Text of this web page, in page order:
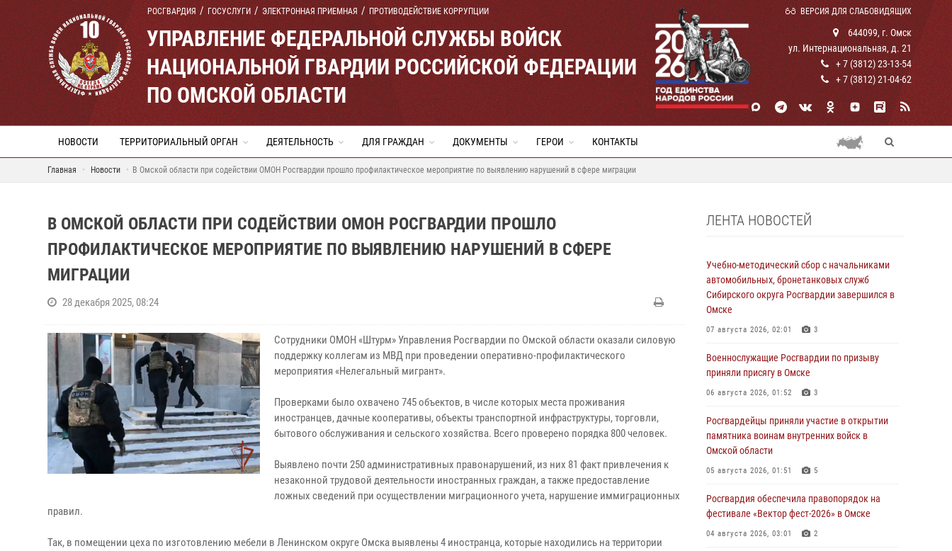
РОСГВАРДИЯ ГОСУСЛУГИ ЭЛЕКТРОННАЯ ПРИЕМНАЯ ПРОТИВОДЕЙСТВИЕ КОРРУПЦИИ ВЕРСИЯ ДЛЯ СЛАБОВИДЯЩИХ
УПРАВЛЕНИЕ ФЕДЕРАЛЬНОЙ СЛУЖБЫ ВОЙСК
НАЦИОНАЛЬНОЙ ГВАРДИИ РОССИЙСКОЙ ФЕДЕРАЦИИ
ПО ОМСКОЙ ОБЛАСТИ
644099, г. Омск
ул. Интернациональная, д. 21
+ 7 (3812) 23-13-54
+ 7 (3812) 21-04-62
НОВОСТИ ТЕРРИТОРИАЛЬНЫЙ ОРГАН ДЕЯТЕЛЬНОСТЬ ДЛЯ ГРАЖДАН ДОКУМЕНТЫ ГЕРОИ КОНТАКТЫ
Главная Новости В Омской области при содействии ОМОН Росгвардии прошло профилактическое мероприятие по выявлению нарушений в сфере миграции
В ОМСКОЙ ОБЛАСТИ ПРИ СОДЕЙСТВИИ ОМОН РОСГВАРДИИ ПРОШЛО
ПРОФИЛАКТИЧЕСКОЕ МЕРОПРИЯТИЕ ПО ВЫЯВЛЕНИЮ НАРУШЕНИЙ В СФЕРЕ
МИГРАЦИИ
28 декабря 2025, 08:24
Сотрудники ОМОН «Штурм» Управления Росгвардии по Омской области оказали силовую
поддержку коллегам из МВД при проведении оперативно-профилактического
мероприятия «Нелегальный мигрант».
Проверками было охвачено 745 объектов, в числе которых места проживания
иностранцев, дачные кооперативы, объекты транспортной инфраструктуры, торговли,
бытового обслуживания и сельского хозяйства. Всего проверено порядка 800 человек.
Выявлено почти 250 административных правонарушений, из них 81 факт привлечения к
незаконной трудовой деятельности иностранных граждан, а также предоставление
ложных сведений при осуществлении миграционного учета, нарушение иммиграционных
правил.
Так, в помещении цеха по изготовлению мебели в Ленинском округе Омска выявлены 4 иностранца, которые находились на территории
ЛЕНТА НОВОСТЕЙ
Учебно-методический сбор с начальниками
автомобильных, бронетанковых служб
Сибирского округа Росгвардии завершился в
Омске
07 августа 2026, 02:01 3
Военнослужащие Росгвардии по призыву
приняли присягу в Омске
06 августа 2026, 01:52 3
Росгвардейцы приняли участие в открытии
памятника воинам внутренних войск в
Омской области
05 августа 2026, 01:51 5
Росгвардия обеспечила правопорядок на
фестивале «Вектор фест-2026» в Омске
04 августа 2026, 03:01 2